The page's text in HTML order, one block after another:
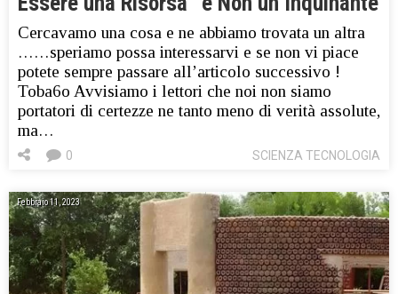
Cercavamo una cosa e ne abbiamo trovata un altra
……speriamo possa interessarvi e se non vi piace
potete sempre passare all’articolo successivo !
Toba6o Avvisiamo i lettori che noi non siamo
portatori di certezze ne tanto meno di verità assolute,
ma…
SCIENZA TECNOLOGIA
0
Febbraio 11, 2023